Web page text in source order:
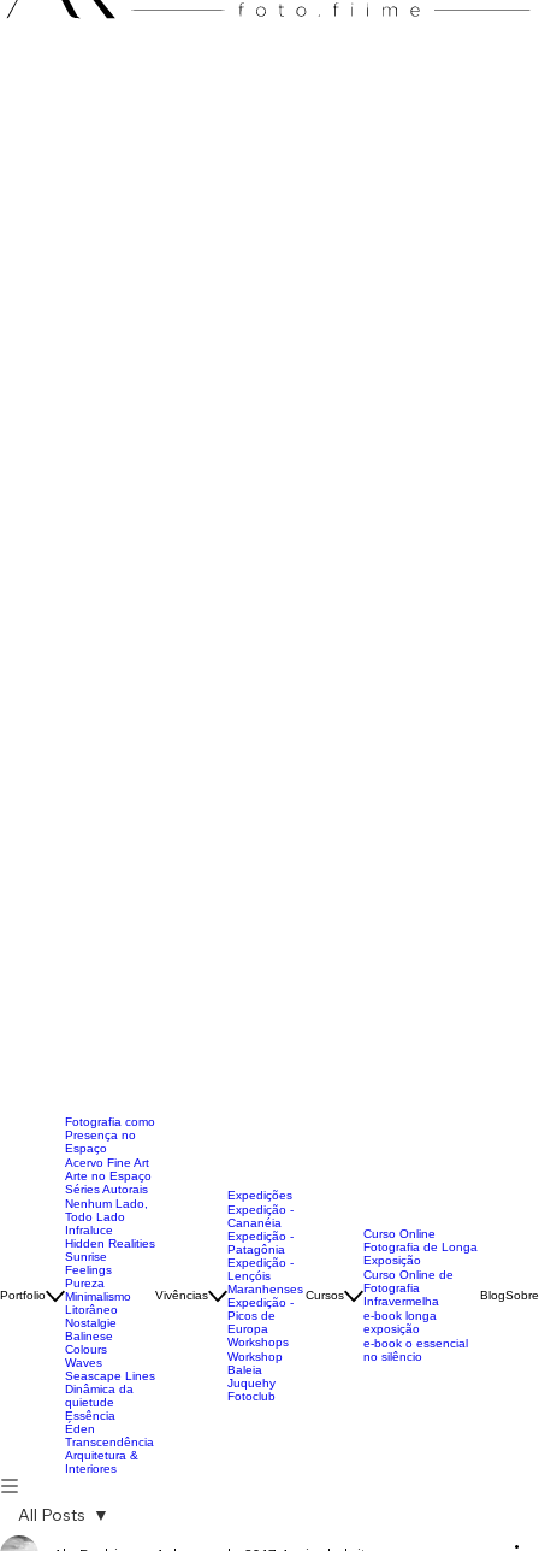
Fotografia como
Presença no
Espaço
Acervo Fine Art
Arte no Espaço
Séries Autorais
Nenhum Lado,
Todo Lado
Infraluce
Hidden Realities
Sunrise
Feelings
Pureza
Minimalismo
Litorâneo
Nostalgie
Balinese
Colours
Waves
Seascape Lines
Dinâmica da
quietude
Essência
Éden
Transcendência
Expedições
Expedição -
Cananéia
Expedição -
Patagônia
Expedição -
Lençóis
Maranhenses
Expedição -
Picos de
Europa
Workshops
Workshop
Baleia
Curso Online
Fotografia de Longa
Exposição
Curso Online de
Fotografia
Infravermelha
e-book longa
exposição